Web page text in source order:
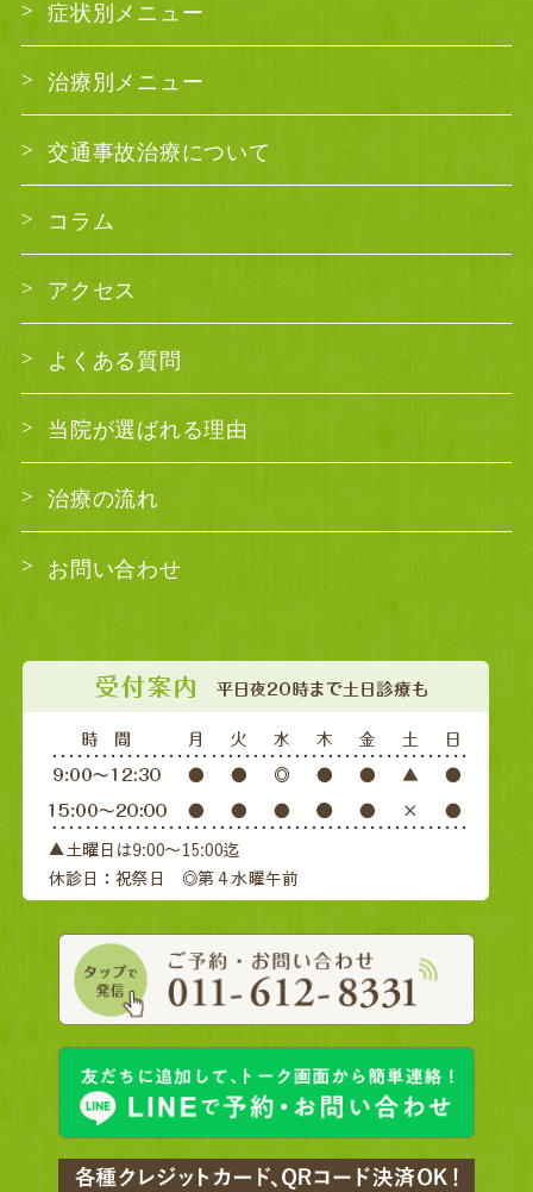
症状別メニュー
治療別メニュー
交通事故治療について
コラム
アクセス
よくある質問
当院が選ばれる理由
治療の流れ
お問い合わせ